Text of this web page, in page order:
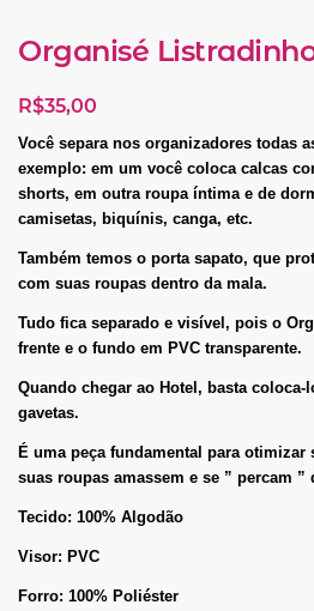
Organisé
R$35,00
Você separa nos organizadores todas
exemplo: em um você coloca calcas
shorts, em outra roupa íntima e de
camisetas, biquínis, canga, etc.
Também temos o porta sapato, que
com suas roupas dentro da mala.
Tudo fica separado e visível, pois o
frente e o fundo em PVC transparente.
Quando chegar ao Hotel, basta coloca-
gavetas.
É uma peça fundamental para
suas roupas amassem e se ” percam ”
Tecido: 100% Algodão
Visor: PVC
Forro: 100% Poliéster